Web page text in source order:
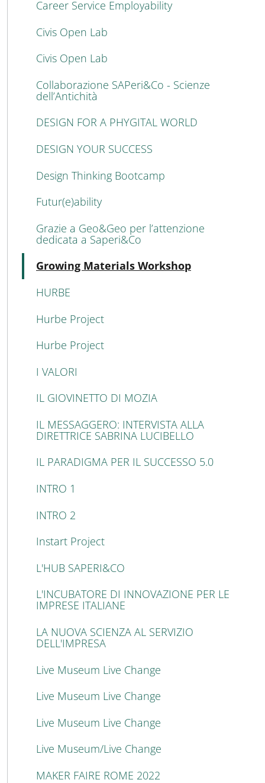
Career Service Employability
Civis Open Lab
Civis Open Lab
Collaborazione SAPeri&Co - Scienze
dell’Antichità
DESIGN FOR A PHYGITAL WORLD
DESIGN YOUR SUCCESS
Design Thinking Bootcamp
Futur(e)ability
Grazie a Geo&Geo per l’attenzione
dedicata a Saperi&Co
Growing Materials Workshop
HURBE
Hurbe Project
Hurbe Project
I VALORI
IL GIOVINETTO DI MOZIA
IL MESSAGGERO: INTERVISTA ALLA
DIRETTRICE SABRINA LUCIBELLO
IL PARADIGMA PER IL SUCCESSO 5.0
INTRO 1
INTRO 2
Instart Project
L'HUB SAPERI&CO
L'INCUBATORE DI INNOVAZIONE PER LE
IMPRESE ITALIANE
LA NUOVA SCIENZA AL SERVIZIO
DELL'IMPRESA
Live Museum Live Change
Live Museum Live Change
Live Museum Live Change
Live Museum/Live Change
MAKER FAIRE ROME 2022